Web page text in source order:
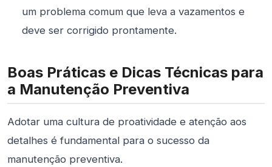
um problema comum que leva a vazamentos e
deve ser corrigido prontamente.
Boas Práticas e Dicas Técnicas para
a Manutenção Preventiva
Adotar uma cultura de proatividade e atenção aos
detalhes é fundamental para o sucesso da
manutenção preventiva.